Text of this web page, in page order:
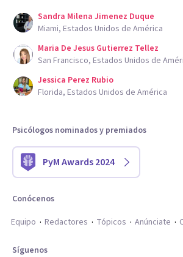
Sandra Milena Jimenez Duque
Miami, Estados Unidos de América
Maria De Jesus Gutierrez Tellez
San Francisco, Estados Unidos de
Jessica Perez Rubio
Florida, Estados Unidos de América
Psicólogos nominados y premiados
PyM Awards 2024
Conócenos
Equipo
Redactores Tópicos Anúnciate
Síguenos